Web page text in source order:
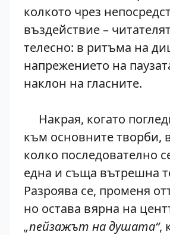
колкото чрез
въздействие –
телесно: в ритъма на
напрежението на
наклон на гласните.
Накрая, когато
към основните творби,
колко последователно
една и съща вътрешна
Разроява се, променя
но остава вярна на
„пейзажът на душата“,